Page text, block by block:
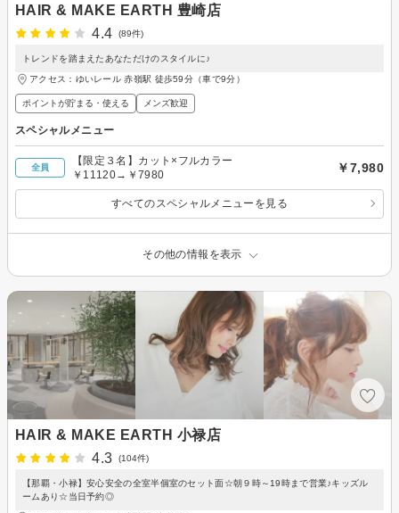
HAIR & MAKE EARTH 豊崎店
4.4
(89件)
トレンドを踏まえたあなただけのスタイルに♪
アクセス：ゆいレール 赤嶺駅 徒歩59分（車で9分）
ポイントが貯まる・使える メンズ歓迎
スペシャルメニュー
全員
【限定３名】カット×フルカラー
￥11120→￥7980
￥7,980
すべてのスペシャルメニューを見る
その他の情報を表示
HAIR & MAKE EARTH 小禄店
4.3
(104件)
【那覇・小禄】安心安全の全室半個室のセット面☆朝９時～19時まで営業♪キッズル
ームあり☆当日予約◎